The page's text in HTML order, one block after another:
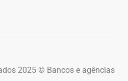
2025 © Bancos e agências